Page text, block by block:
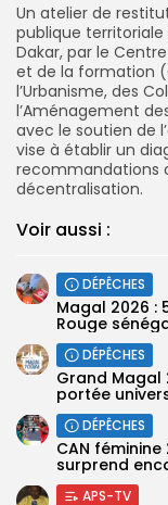
Un atelier de
publique
Dakar, par le
et de la formation
l’Urbanisme, des
l’Aménagement
avec le soutien de
vise à établir un
recommandations
décentralisation.
Voir aussi :
DÉPÊCHES
Magal 2026 :
Rouge
DÉPÊCHES
Grand Magal
portée
DÉPÊCHES
‎CAN
surprend
APS-TV